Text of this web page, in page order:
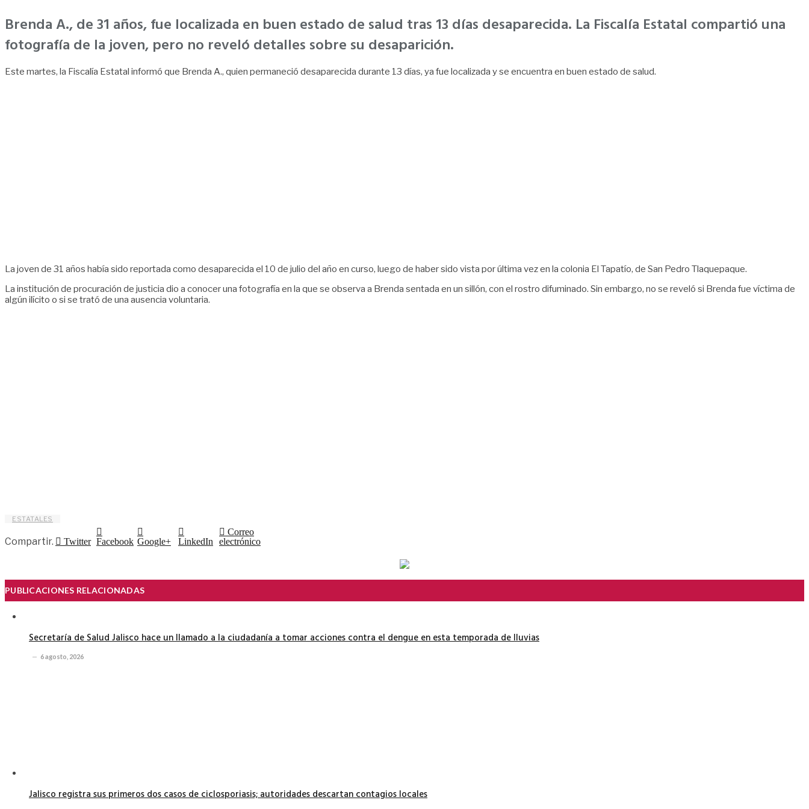
Brenda A., de 31 años, fue localizada en buen estado de salud tras 13 días desaparecida. La Fiscalía Estatal compartió una
fotografía de la joven, pero no reveló detalles sobre su desaparición.
Este martes, la Fiscalía Estatal informó que Brenda A., quien permaneció desaparecida durante 13 días, ya fue localizada y se encuentra en buen estado de salud.
La joven de 31 años había sido reportada como desaparecida el 10 de julio del año en curso, luego de haber sido vista por última vez en la colonia El Tapatío, de San Pedro Tlaquepaque.
La institución de procuración de justicia dio a conocer una fotografía en la que se observa a Brenda sentada en un sillón, con el rostro difuminado. Sin embargo, no se reveló si Brenda fue víctima de
algún ilícito o si se trató de una ausencia voluntaria.
ESTATALES
Compartir. Twitter Facebook Google+ LinkedIn
Correo
electrónico
PUBLICACIONES RELACIONADAS
Secretaría de Salud Jalisco hace un llamado a la ciudadanía a tomar acciones contra el dengue en esta temporada de lluvias
6 agosto, 2026
Jalisco registra sus primeros dos casos de ciclosporiasis; autoridades descartan contagios locales